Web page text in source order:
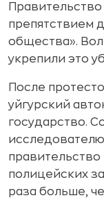
препятствием
общества».
укрепили это
После
уйгурский
государство.
полицейских
раза больше,